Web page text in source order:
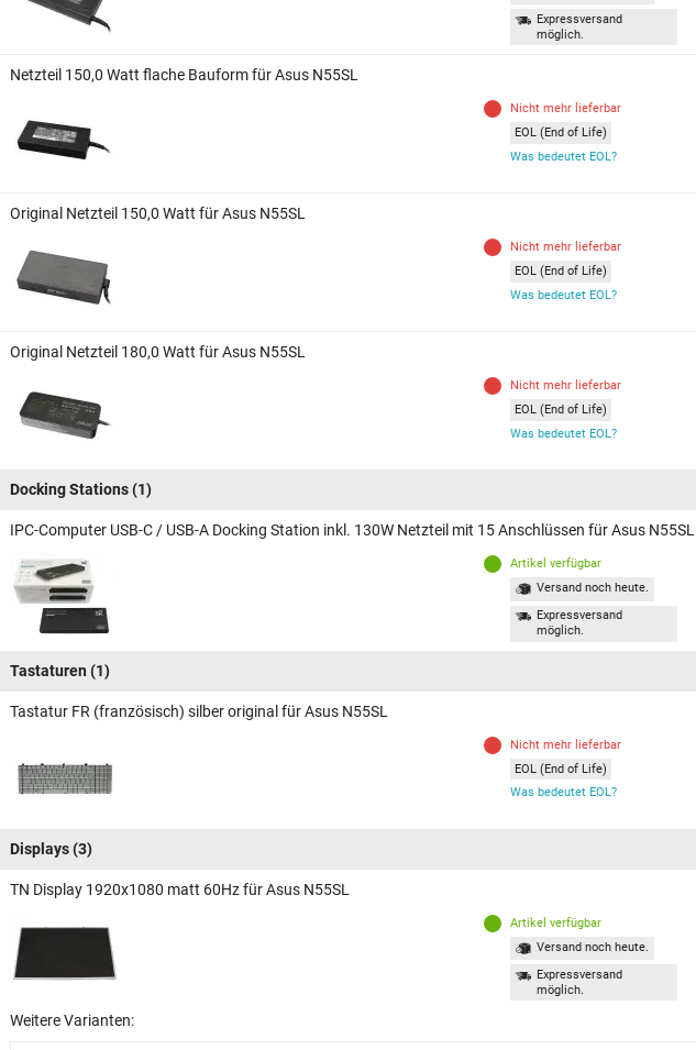
Expressversand
möglich.
Netzteil 150,0 Watt flache Bauform für Asus N55SL
Nicht mehr lieferbar
EOL (End of Life)
Was bedeutet EOL?
Original Netzteil 150,0 Watt für Asus N55SL
Nicht mehr lieferbar
EOL (End of Life)
Was bedeutet EOL?
Original Netzteil 180,0 Watt für Asus N55SL
Nicht mehr lieferbar
EOL (End of Life)
Was bedeutet EOL?
Docking Stations(1)
IPC-Computer USB-C / USB-A Docking Station inkl. 130W Netzteil mit 15 Anschlüssen für Asus N55SL
Artikel verfügbar
Versand noch heute.
Expressversand
möglich.
Tastaturen (1)
Tastatur FR (französisch) silber original für Asus N55SL
Nicht mehr lieferbar
EOL (End of Life)
Was bedeutet EOL?
Displays(3)
TN Display 1920x1080 matt 60Hz für Asus N55SL
Artikel verfügbar
Versand noch heute.
Expressversand
möglich.
Weitere Varianten: